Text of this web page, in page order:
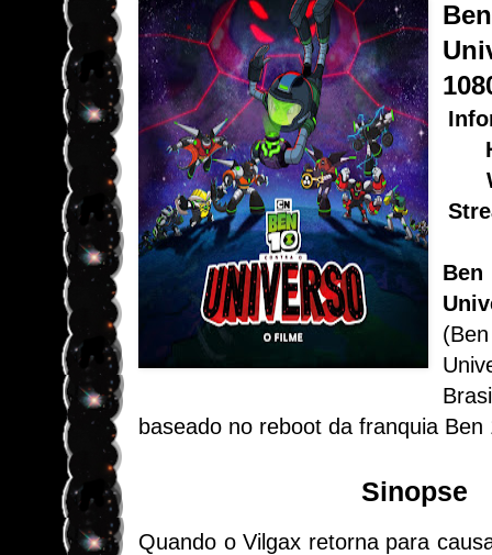
baseado no reboot da franquia Ben
Sinopse
Quando o Vilgax retorna para